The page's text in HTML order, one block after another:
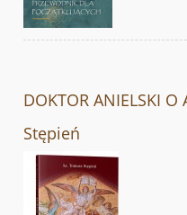
DOKTOR ANIELSKI
Stępień